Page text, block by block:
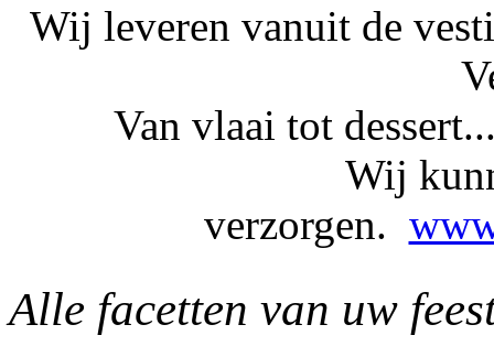
Wij leveren vanuit de
Van vlaai tot
Wij
verzorgen.
Alle facetten van uw